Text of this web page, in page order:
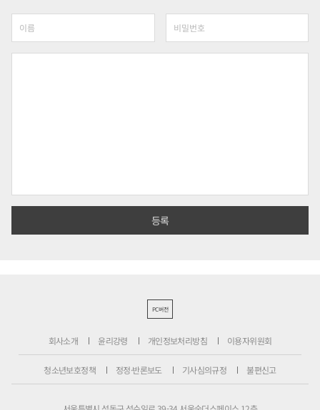
PC버전
회사소개 윤리강령 개인정보처리방침 이용자위원회
청소년보호정책 정정·반론보도 기사심의규정 불편신고